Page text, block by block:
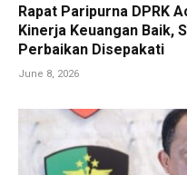
Rapat Paripurna DPRK
Kinerja Keuangan Baik,
Perbaikan Disepakati
June 8, 2026